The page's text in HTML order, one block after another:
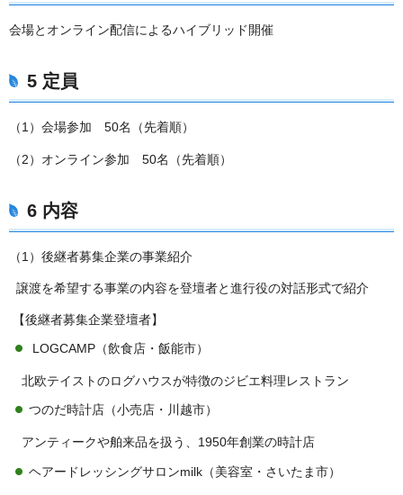
会場とオンライン配信によるハイブリッド開催
5 定員
（1）会場参加 50名（先着順）
（2）オンライン参加 50名（先着順）
6 内容
（1）後継者募集企業の事業紹介
譲渡を希望する事業の内容を登壇者と進行役の対話形式で紹介
【後継者募集企業登壇者】
LOGCAMP（飲食店・飯能市）
北欧テイストのログハウスが特徴のジビエ料理レストラン
つのだ時計店（小売店・川越市）
アンティークや舶来品を扱う、1950年創業の時計店
ヘアードレッシングサロンmilk（美容室・さいたま市）